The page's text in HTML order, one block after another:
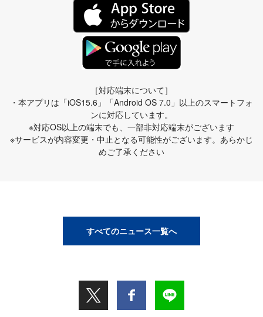
［対応端末について］
・本アプリは「iOS15.6」「Android OS 7.0」以上のスマートフォ
ンに対応しています。
※対応OS以上の端末でも、一部非対応端末がございます
※サービスが内容変更・中止となる可能性がございます。あらかじ
めご了承ください
すべてのニュース一覧へ